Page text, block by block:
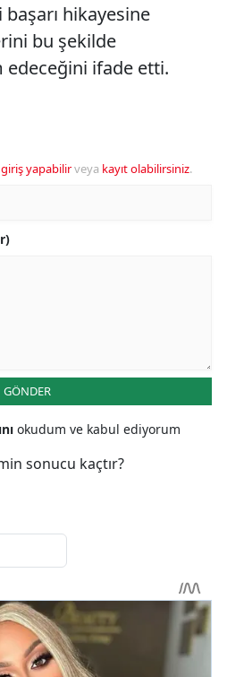
hikayesine
bu şekilde
ifade etti.
giriş yapabilirveya kayıt olabilirsiniz.
GÖNDER
okudum ve kabul ediyorum
sonucu kaçtır?